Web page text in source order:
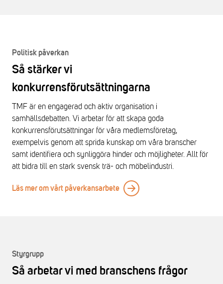
Politisk påverkan
Så stärker vi
konkurrensförutsättningarna
TMF är en engagerad och aktiv organisation i
samhällsdebatten. Vi arbetar för att skapa goda
konkurrensförutsättningar för våra medlemsföretag,
exempelvis genom att sprida kunskap om våra branscher
samt identifiera och synliggöra hinder och möjligheter. Allt för
att bidra till en stark svensk trä- och möbelindustri.
Läs mer om vårt påverkansarbete
Styrgrupp
Så arbetar vi med branschens frågor